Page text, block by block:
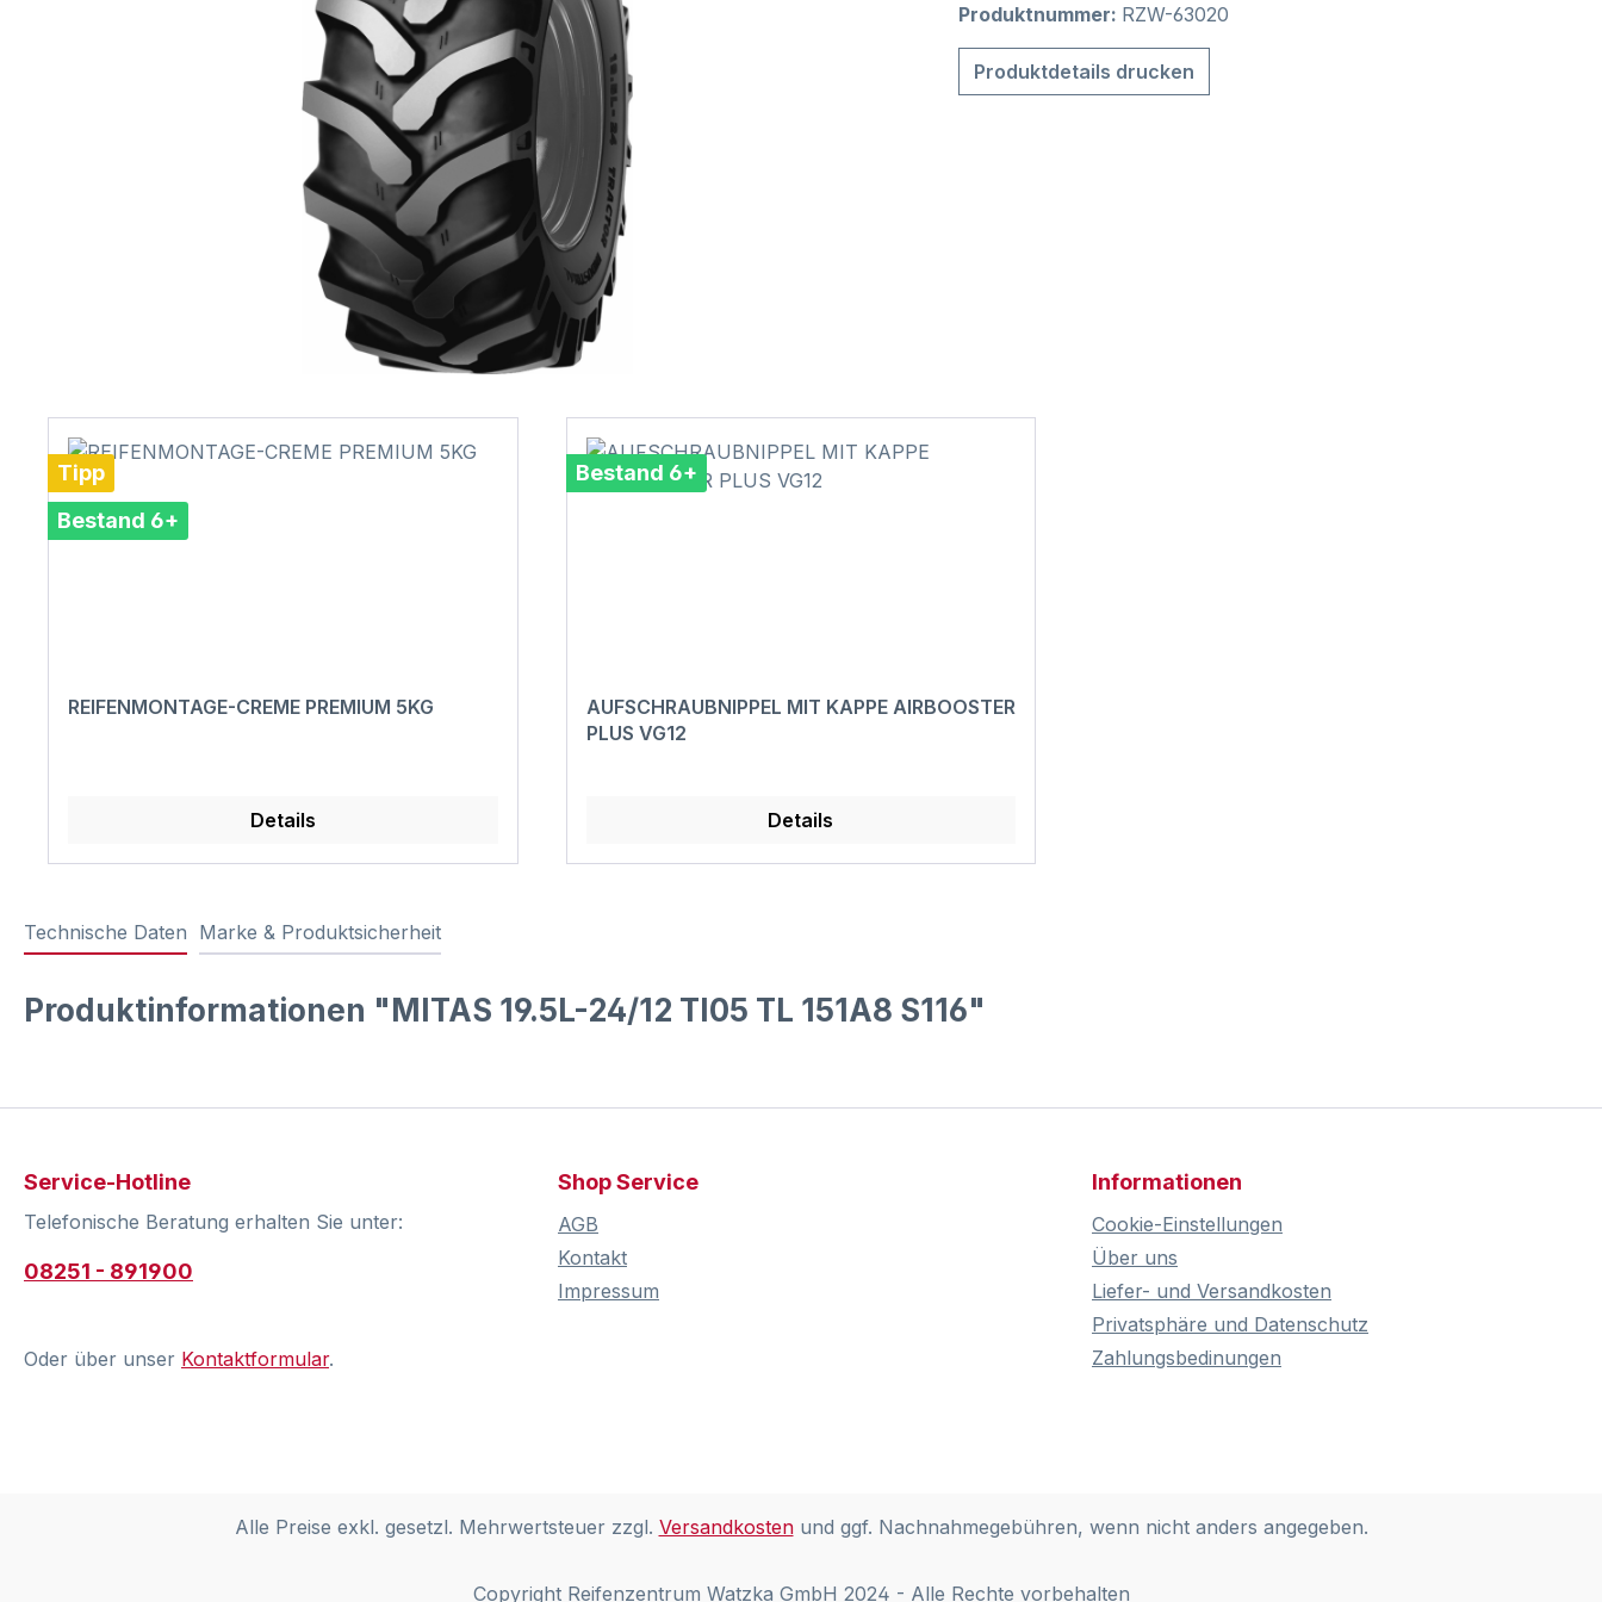
Produktnummer: RZW-63020
Produktdetails drucken
Tipp
Bestand 6+
REIFENMONTAGE-CREME PREMIUM 5KG
Details
Bestand 6+
AUFSCHRAUBNIPPEL MIT KAPPE AIRBOOSTER
PLUS VG12
Details
Technische Daten Marke & Produktsicherheit
Produktinformationen "MITAS 19.5L-24/12 TI05 TL 151A8 S116"
Service-Hotline
Telefonische Beratung erhalten Sie unter:
08251 - 891900
Oder über unser Kontaktformular.
Shop Service
AGB
Kontakt
Impressum
Informationen
Cookie-Einstellungen
Über uns
Liefer- und Versandkosten
Privatsphäre und Datenschutz
Zahlungsbedinungen
Alle Preise exkl. gesetzl. Mehrwertsteuer zzgl. Versandkostenund ggf. Nachnahmegebühren, wenn nicht anders angegeben.
Copyright Reifenzentrum Watzka GmbH 2024 - Alle Rechte vorbehalten